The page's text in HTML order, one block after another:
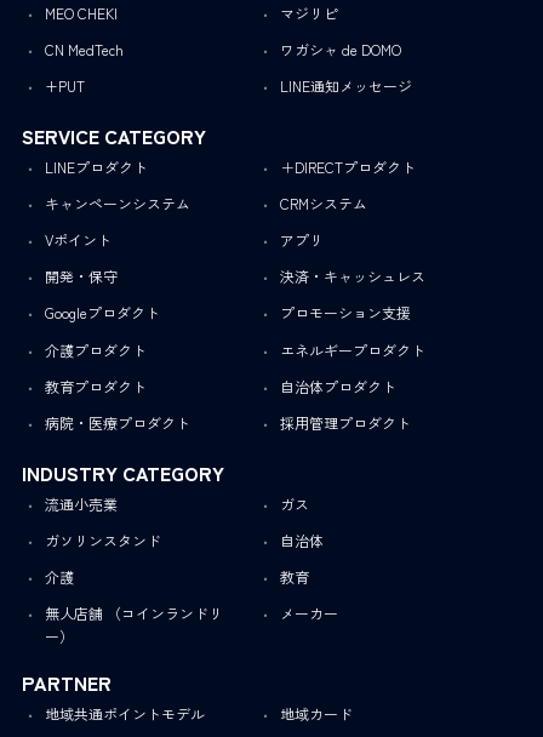
MEO CHEKI
マジリピ
CN MedTech
ワガシャ de DOMO
+PUT
LINE通知メッセージ
SERVICE CATEGORY
LINEプロダクト
＋DIRECTプロダクト
キャンペーンシステム
CRMシステム
Vポイント
アプリ
開発・保守
決済・キャッシュレス
Googleプロダクト
プロモーション支援
介護プロダクト
エネルギープロダクト
教育プロダクト
自治体プロダクト
病院・医療プロダクト
採用管理プロダクト
INDUSTRY CATEGORY
流通小売業
ガス
ガソリンスタンド
自治体
介護
教育
無人店舗 （コインランドリ
ー）
メーカー
PARTNER
地域共通ポイントモデル
地域カード